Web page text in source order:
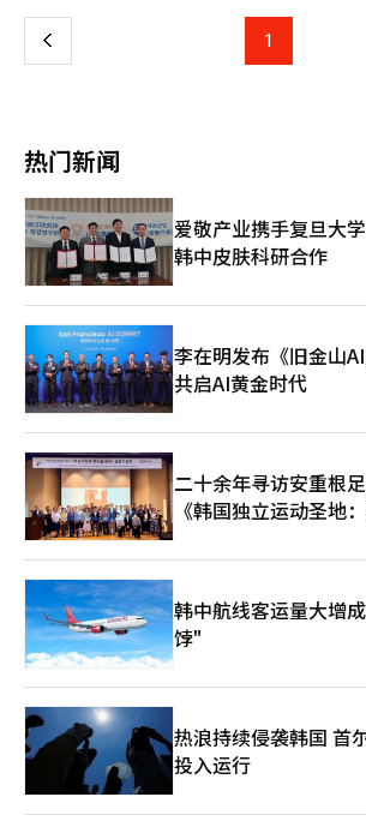
2070%，营业利润率为20%。 此次业绩的关键在于PC游戏部门。
NC第一季度PC游戏销售额达到3184亿韩元，
1368亿韩元的销售额，成为所有游戏中表现最
经典》第一季度销售额为835亿韩元，发布90
1924亿韩元。 朴炳武在电话会议中表示：“我们不仅仅满足于第
一季度的良好业绩，而是基于此，坚信每个季
将持续增长。” NC展现出信心的原因在于《天堂经典》的长期热
销潜力。朴代表解释说，发布三个月后，月活
和网吧市场份额等指标依然保持稳定，尤其是
斯”的开放后，日销售额创下新高。 用户群体的变化也值得关
注。NC表示，《天堂经典》不仅吸引了原有的
了20至30岁的年轻用户。这一现象在长期服
明其用户基础正在扩大。 对于《天堂重制版》的自我蚕食担忧，
NC的立场是有限的。尽管《天堂重制版》的销
30%，但这一降幅低于预期。整体《天堂》IP
销能力扩展至全球的阶段。朴代表表示：“我
六个月纪念活动和第四季更新，重新吸引回归
于第三季度，6月初将启动夏季游戏节，进行全面营销
《艾尔之战2》的全球预先指标显示出比其他
而，由于全球市场上PC和主机MMORPG的竞
的成功是否能在全球复制仍需验证。当地化质
运营能力将成为全球热销的关键变量。 业务组合的多样化也在进
行中。第一季度移动休闲游戏的销售额为355
呼和春天公司的业绩。NC在3月的经营战略会
提升、新IP的获取和移动休闲业务将是三大增
销售目标为5万亿韩元，自有资本收益率超过
洪元俊CFO表示，从第二季度开始，
移动休闲业务的销售规模将显著扩大。NC预
2030年将实现15000亿韩元的销售额。这被视
MMORPG为中心的体质，以降低收益波动性。 新作阵容也十分积
极。NC计划到2030年推出20余款新标题，其
上 1
热门新闻
爱敬产业携手复旦大
韩中皮肤科研合作
李在明发布《旧金山
共启AI黄金时代
二十余年寻访安重根
《韩国独立运动圣地
韩中航线客运量大增
饽"
热浪持续侵袭韩国 首
投入运行